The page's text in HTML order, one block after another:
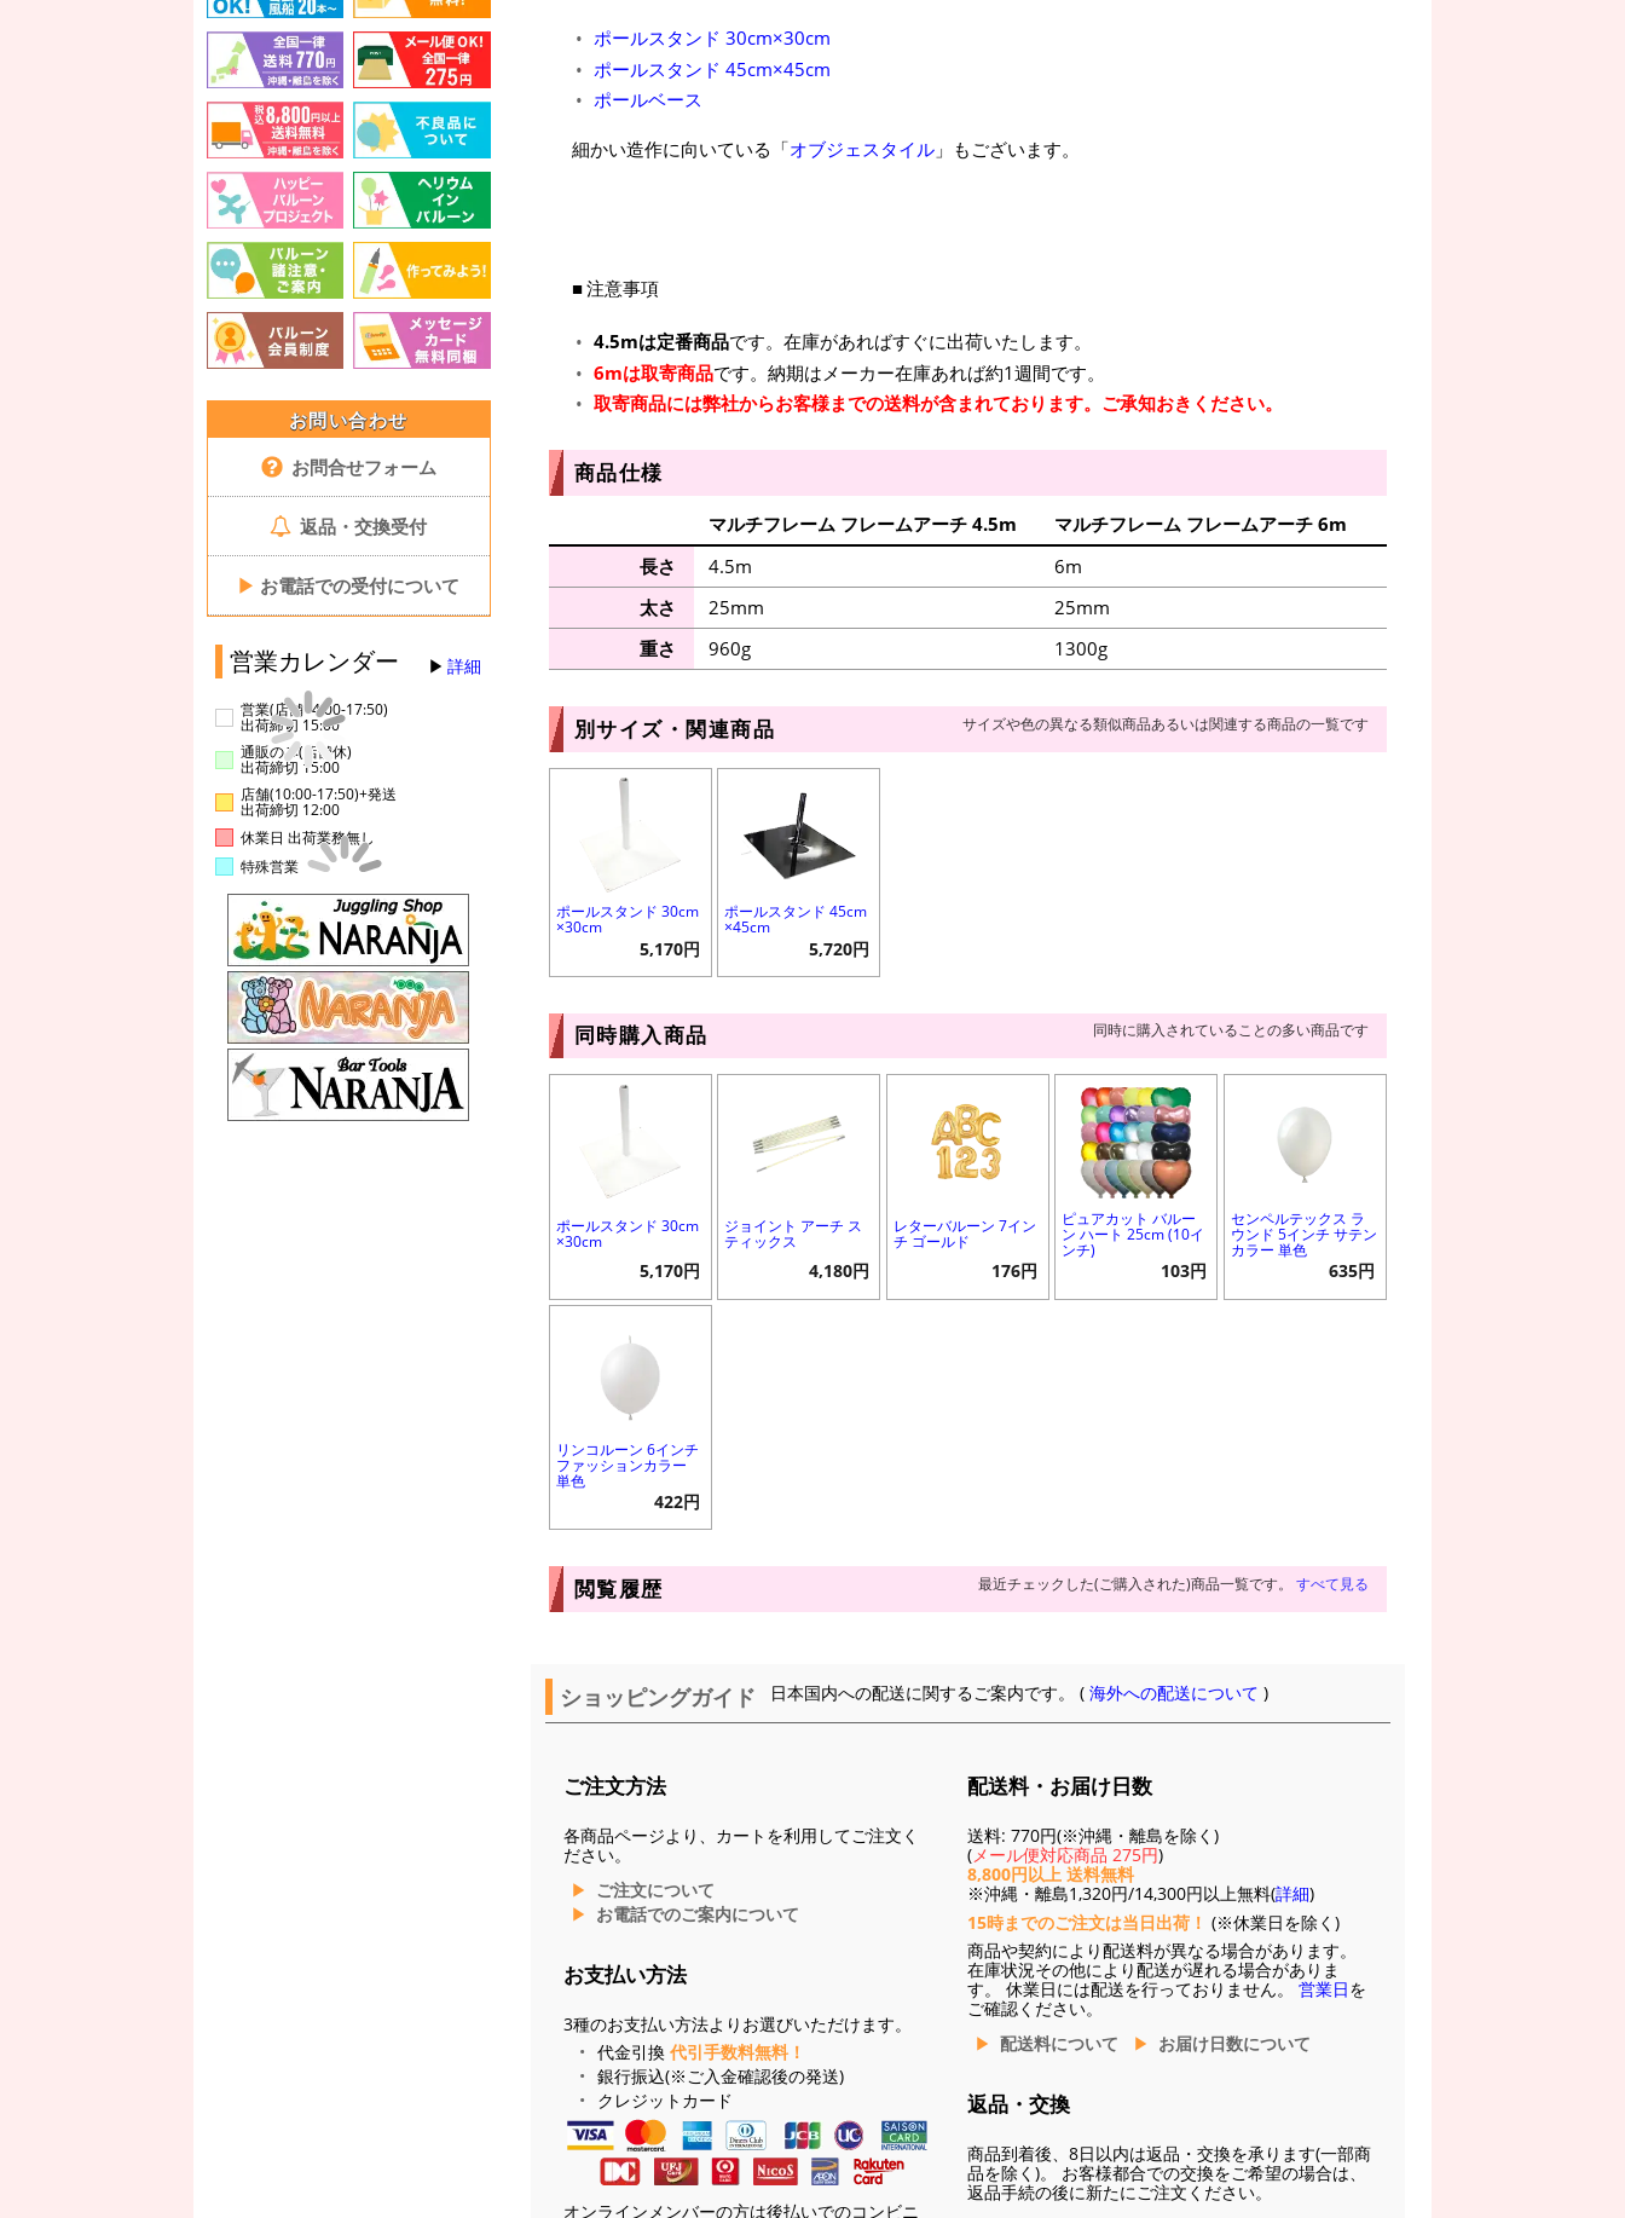
お問い合わせ
お問合せフォーム
返品・交換受付
▶ お電話での受付について
営業カレンダー 詳細
営業(店舗14:00-17:50)
出荷締切 15:00
通販のみ(店舗休)
出荷締切 15:00
店舗(10:00-17:50)+発送
出荷締切 12:00
休業日 出荷業務無し
特殊営業
ポールスタンド 30cm×30cm
ポールスタンド 45cm×45cm
ポールベース
細かい造作に向いている「オブジェスタイル 」もございます。
注意事項
4.5mは定番商品です。在庫があればすぐに出荷いたします。
6mは取寄商品です。納期はメーカー在庫あれば約1週間です。
取寄商品には弊社からお客様までの送料が含まれております。ご承知おきください。
商品仕様
マルチフレーム フレームアーチ 4.5m
長さ
4.5m
太さ
25mm
重さ
960g
マルチフレーム フレームアーチ 6m
6m
25mm
1300g
別サイズ・関連商品 サイズや色の異なる類似商品あるいは関連する商品の一覧です
ポールスタンド 30cm
×30cm
5,170円
ポールスタンド 45cm
×45cm
5,720円
同時購入商品 同時に購入されていることの多い商品です
ポールスタンド 30cm
×30cm
5,170円
ジョイント アーチ ス
ティックス
4,180円
レターバルーン 7イン
チ ゴールド
176円
ピュアカット バルー
ン ハート 25cm (10イ
ンチ)
103円
センペルテックス ラ
ウンド 5インチ サテン
カラー 単色
635円
リンコルーン 6インチ
ファッションカラー
単色
422円
閲覧履歴 最近チェックした(ご購入された)商品一覧です。 すべて見る
ショッピングガイド 日本国内への配送に関するご案内です。 (海外への配送について )
ご注文方法
各商品ページより、カートを利用してご注文く
ださい。
ご注文について
お電話でのご案内について
お支払い方法
3種のお支払い方法よりお選びいただけます。
代金引換 代引手数料無料！
銀行振込(※ご入金確認後の発送)
クレジットカード
オンラインメンバーの方は後払いでのコンビニ
配送料・お届け日数
送料: 770円(※沖縄・離島を除く)
(メール便対応商品 275円)
8,800円以上 送料無料
※沖縄・離島1,320円/14,300円以上無料(詳細)
15時までのご注文は当日出荷！ (※休業日を除く)
商品や契約により配送料が異なる場合があります。
在庫状況その他により配送が遅れる場合がありま
す。 休業日には配送を行っておりません。 営業日を
ご確認ください。
配送料について
お届け日数について
返品・交換
商品到着後、8日以内は返品・交換を承ります(一部商
品を除く)。 お客様都合での交換をご希望の場合は、
返品手続の後に新たにご注文ください。